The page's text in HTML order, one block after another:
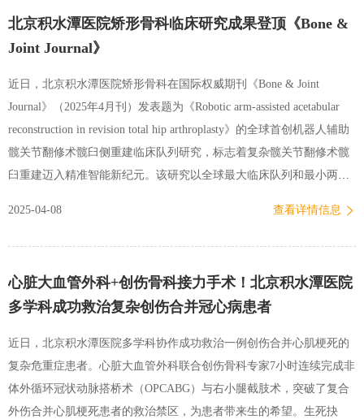
妇进行了分娩镇痛，下午4时43分，伴随着清亮的啼哭声，新院区第一
位自然分娩的婴儿在众人期盼中诞生。在新生儿科医生的全程监护
下，这个可爱的女宝宝与妈妈完成了首次亲密接触。产妇白女士表
示，虽然离开了熟悉的环境，但独立分娩间的私密性、导乐师的专业
指导，以及产科、新生儿科、麻醉科多学科团队的全程守护，让整个
分娩过程充满安全感。 助产士怀抱新生儿，与产妇共同定格新生命
诞…
北京积水潭医院矫形骨科临床研究成果登顶《Bone &
Joint Journal》
近日，北京积水潭医院矫形骨科在国际权威期刊《Bone & Joint
Journal》（2025年4月刊）发表题为《Robotic arm-assisted acetabular
reconstruction in revision total hip arthroplasty》的全球首创机器人辅助
髋关节翻修术髋臼侧重建临床队列研究，标志着复杂髋关节翻修术髋
臼重建迈入精准智能新纪元。该研究以全球最大临床队列和最小两年
年引入Mako机器人系统以来，在全球范围内率先开展机器人辅助髋翻
术个体间差异大，骨质缺损严重，骨-金属假体界面伪影重等多个技术
难点，使配准成功率达到98.5%，整体配准精度达0.38毫米。通过3D
建模精准评估骨缺损，机器人实时导航实现亚毫米级髋臼锉磨和个性
化假体定位，髋臼假体植入后验证角度与计划值偏差仅1度，远超传统
手术精度。整组手术涵盖松动，感染，反复脱位等高难度翻修指征，
患者术前严重骨缺损患者占比近60%，超过20%…
2025-04-08 查看详情信息
心脏大血管外科+创伤骨科接力手术！北京积水潭医院
多学科成功救治复杂创伤合并冠心病患者
近日，北京积水潭医院多学科协作成功救治一例创伤合并心肌梗死的
复杂危重症患者。心脏大血管外科联合创伤骨科专家7小时连续完成非
体外循环冠状动脉搭桥术（OPCABG）与右小腿截肢术，突破了复合
外伤合并心肌梗死患者的救治禁区，为患者带来生的希望。生死抉